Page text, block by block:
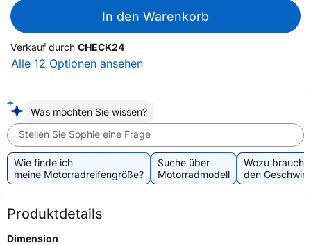
In den Warenkorb
Verkauf durch CHECK24
Alle 12 Optionen ansehen
Was möchten Sie wissen?
Stellen Sie Sophie eine Frage
Wie finde ich
meine Motorradreifengröße?
Suche über
Motorradmodell
Wozu
den
Produktdetails
Dimension